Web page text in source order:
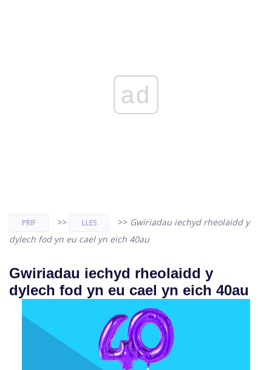
ad
PRIF >> LLES >> Gwiriadau iechyd rheolaidd y
dylech fod yn eu cael yn eich 40au
Gwiriadau iechyd rheolaidd y
dylech fod yn eu cael yn eich 40au